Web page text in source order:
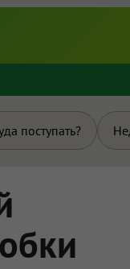
поступать?